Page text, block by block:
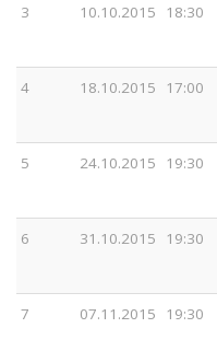
3 10.10.2015 18:30
4 18.10.2015 17:00
5 24.10.2015 19:30
6 31.10.2015 19:30
7 07.11.2015 19:30